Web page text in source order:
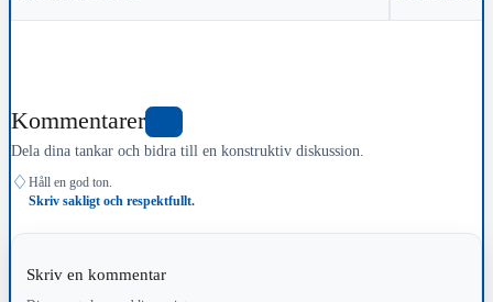
Kommentarer
Dela dina tankar och bidra till en konstruktiv diskussion.
♢ Håll en god ton.
Skriv sakligt och respektfullt.
Skriv en kommentar